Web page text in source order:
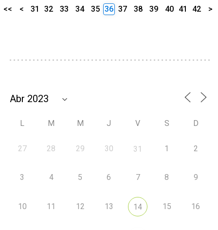
<< < 31 32 33 34 35 36 37 38 39 40 41 42 >
L M M J V S D
27 28 29 30 31 1 2
3 4 5 6 7 8 9
10 11 12 13 14 15 16